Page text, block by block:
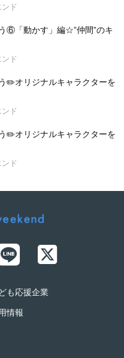
ド
⑥「動かす」編☆”仲間”のキ
ド
✏️オリジナルキャラクターを
ド
✏️オリジナルキャラクターを
ド
も応援企業
情報